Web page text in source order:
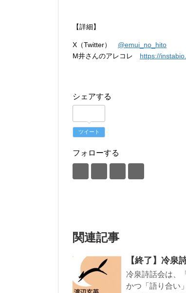
【詳細】
X（Twitter） @emui_no_hito
M井さんのアレコレ https://
シェアする
ツイート
フォローする
関連記事
【終了】冷泉
冷泉詩話会は、
かつ「語り合い